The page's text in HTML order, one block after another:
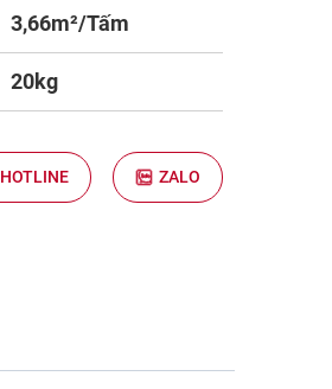
3,66m²/Tấm
20kg
HOTLINE ZALO